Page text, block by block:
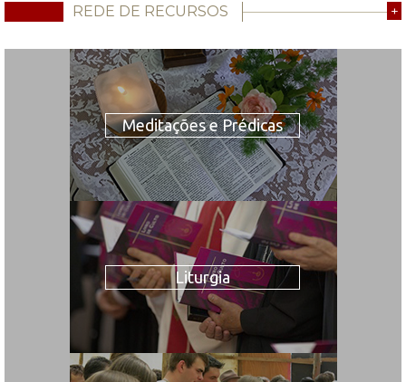
REDE DE RECURSOS +
Meditações e Prédicas
Liturgia